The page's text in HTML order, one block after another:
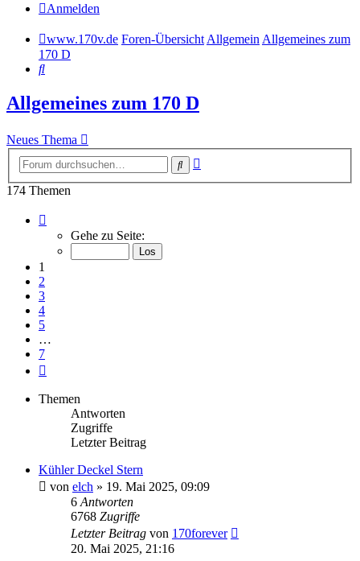
Anmelden
www.170v.de Foren-ÜbersichtAllgemeinAllgemeines zum
170 D
Suche
Allgemeines zum 170 D
Neues Thema
Suche
174 Themen
von
Gehe zu Seite:
1
2
3
4
5
…
7
Themen
Antworten
Zugriffe
Letzter Beitrag
Kühler Deckel Stern
von elch » 19. Mai 2025, 09:09
6 Antworten
6768 Zugriffe
Letzter Beitrag von 170forever
20. Mai 2025, 21:16